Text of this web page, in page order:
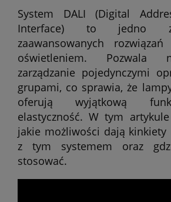
System DALI (Digital
Interface) to jedno z
zaawansowanych
oświetleniem. Pozwala
zarządzanie pojedynczymi
grupami, co sprawia, że
oferują wyjątkową
elastyczność. W tym
jakie możliwości dają
z tym systemem oraz
stosować.